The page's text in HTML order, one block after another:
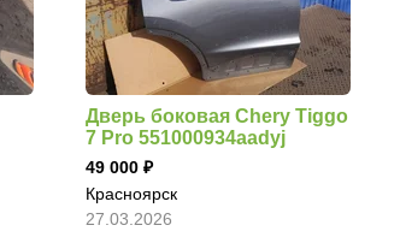
Дверь боковая Chery Tiggo
7 Pro 551000934aadyj
49 000
Красноярск
27.03.2026